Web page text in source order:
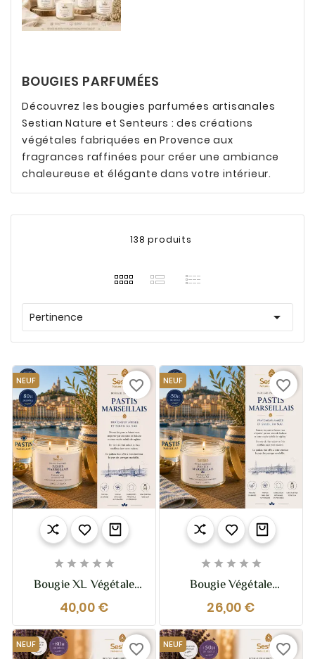
BOUGIES PARFUMÉES
Découvrez les bougies parfumées artisanales
Sestian Nature et Senteurs : des créations
végétales fabriquées en Provence aux
fragrances raffinées pour créer une ambiance
chaleureuse et élégante dans votre intérieur.
138 produits
Pertinence 
NEUF
    
Bougie XL Végétale
Parfumée Pastis
Marseillais – 370g – 2
Mèches
40,00 €
favorite_border NEUF
    
Bougie Végétale
Parfumée Pastis
Marseillais – 210g –
Solaire Et Fraiche
26,00 €
favorite_border
NEUF favorite_border NEUF favorite_border